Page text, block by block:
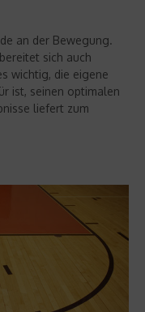
an der Bewegung.
sich auch
wichtig, die eigene
ist, seinen optimalen
liefert zum